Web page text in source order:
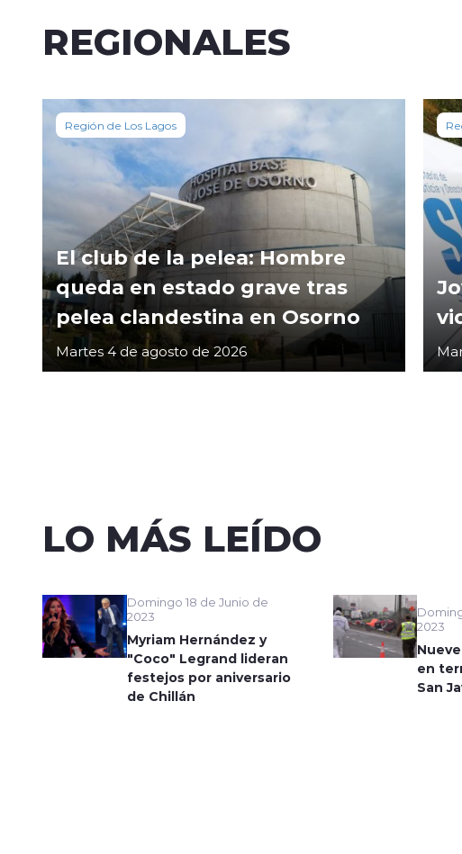
REGIONALES
Región de Los Lagos
El club de la pelea: Hombre
queda en estado grave tras
pelea clandestina en Osorno
Martes 4 de agosto de 2026
LO MÁS LEÍDO
Domingo 18 de Junio de
2023
Myriam Hernández y
"Coco" Legrand lideran
festejos por aniversario
de Chillán
2023
en
San